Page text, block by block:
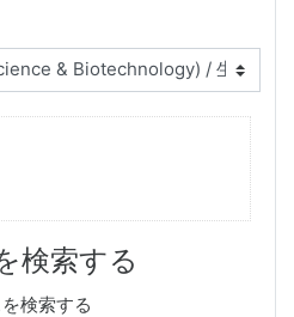
検索する
検索する